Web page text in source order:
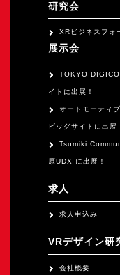
研究会
XRビジネスフォ
展示会
TOKYO
イトに出展！
オートモーティ
ビッグサイトに出展
Tsumiki
原UDX に出展！
求人
求人申込み
VRデザイン研
会社概要